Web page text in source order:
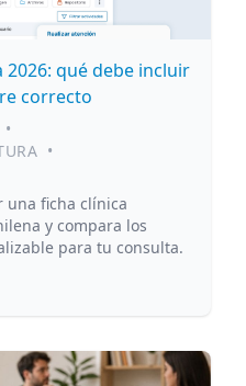
2026: qué debe incluir
correcto
•
•
una ficha clínica
y compara los
para tu consulta.